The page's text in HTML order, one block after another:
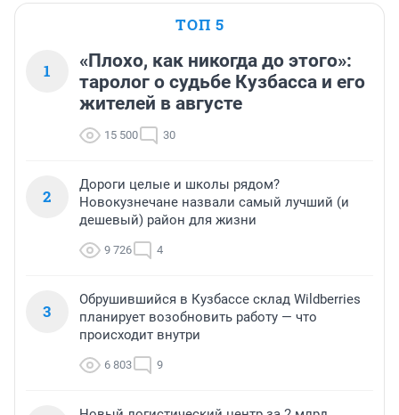
ТОП 5
1
«Плохо, как никогда до этого»:
таролог о судьбе Кузбасса и его
жителей в августе
15 500 30
2
Дороги целые и школы рядом?
Новокузнечане назвали самый лучший (и
дешевый) район для жизни
9 726 4
3
Обрушившийся в Кузбассе склад Wildberries
планирует возобновить работу — что
происходит внутри
6 803 9